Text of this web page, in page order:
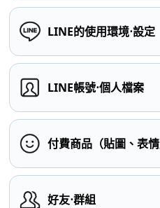
LINE的使用環境⋅設定
LINE帳號⋅個人檔案
付費商品（貼圖、表
好友⋅群組